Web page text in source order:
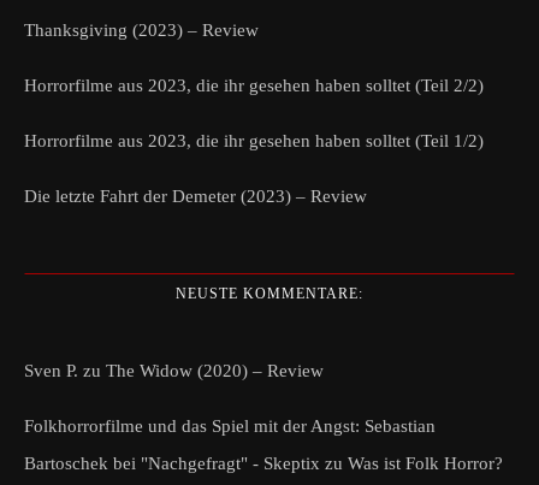
Thanksgiving (2023) – Review
Horrorfilme aus 2023, die ihr gesehen haben solltet (Teil 2/2)
Horrorfilme aus 2023, die ihr gesehen haben solltet (Teil 1/2)
Die letzte Fahrt der Demeter (2023) – Review
NEUSTE KOMMENTARE:
Sven P. zu The Widow (2020) – Review
Folkhorrorfilme und das Spiel mit der Angst: Sebastian
Bartoschek bei "Nachgefragt" - Skeptix zu Was ist Folk Horror?